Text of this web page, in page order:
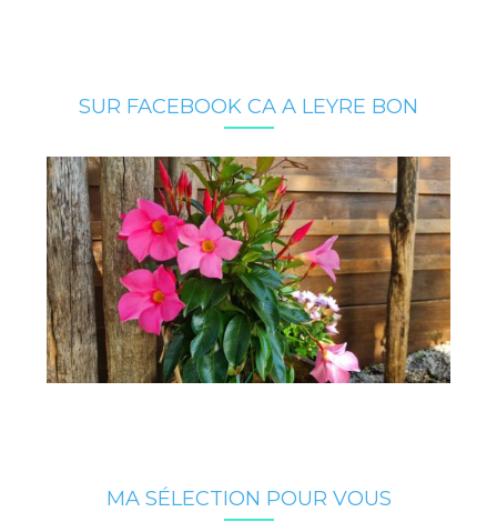
SUR FACEBOOK CA A LEYRE BON
MA SÉLECTION POUR VOUS